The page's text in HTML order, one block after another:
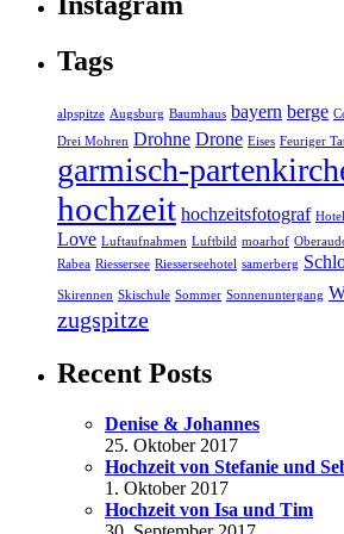
Tags
alpspitze Augsburg Baumhaus bayern berge
Drei Mohren Drohne Drone Eises Feuriger
garmisch-
hochzeit hochzeitsfotograf Hotel
Love Luftaufnahmen Luftbild moarhof
Rabea Riessersee Riesserseehotel samerberg
Skirennen Skischule Sommer Sonnenuntergang
zugspitze
Recent Posts
Denise & Johannes
25. Oktober 2017
Hochzeit von Stefanie und
1. Oktober 2017
Hochzeit von Isa und Tim